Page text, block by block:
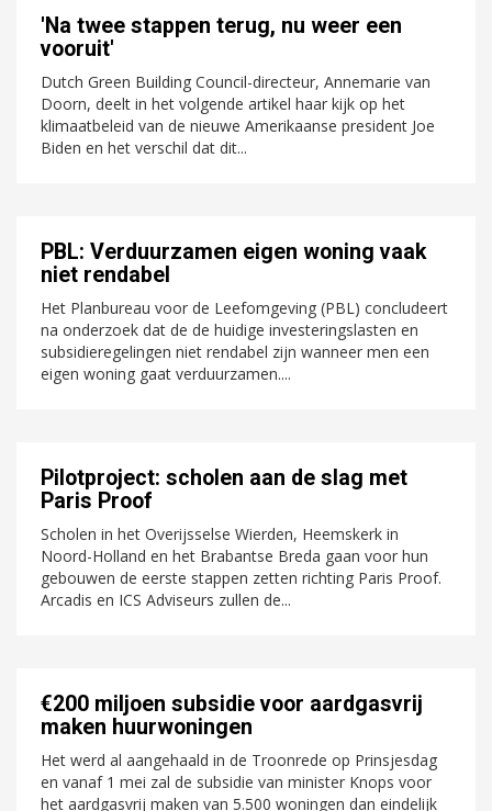
'Na twee stappen terug, nu weer een
vooruit'
Dutch Green Building Council-directeur, Annemarie van
Doorn, deelt in het volgende artikel haar kijk op het
klimaatbeleid van de nieuwe Amerikaanse president Joe
Biden en het verschil dat dit...
PBL: Verduurzamen eigen woning vaak
niet rendabel
Het Planbureau voor de Leefomgeving (PBL) concludeert
na onderzoek dat de de huidige investeringslasten en
subsidieregelingen niet rendabel zijn wanneer men een
eigen woning gaat verduurzamen....
Pilotproject: scholen aan de slag met
Paris Proof
Scholen in het Overijsselse Wierden, Heemskerk in
Noord-Holland en het Brabantse Breda gaan voor hun
gebouwen de eerste stappen zetten richting Paris Proof.
Arcadis en ICS Adviseurs zullen de...
€200 miljoen subsidie voor aardgasvrij
maken huurwoningen
Het werd al aangehaald in de Troonrede op Prinsjesdag
en vanaf 1 mei zal de subsidie van minister Knops voor
het aardgasvrij maken van 5.500 woningen dan eindelijk